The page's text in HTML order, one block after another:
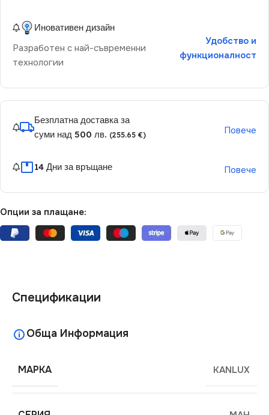
Иновативен дизайн
Разработен с най-съвременни
технологии
Удобство и
функционалност
Безплатна доставка за
суми над 500 лв. (255.65 €) Повече
14 Дни за връщане Повече
Опции за плащане:
Спецификации
Обща Информация
МАРКА KANLUX